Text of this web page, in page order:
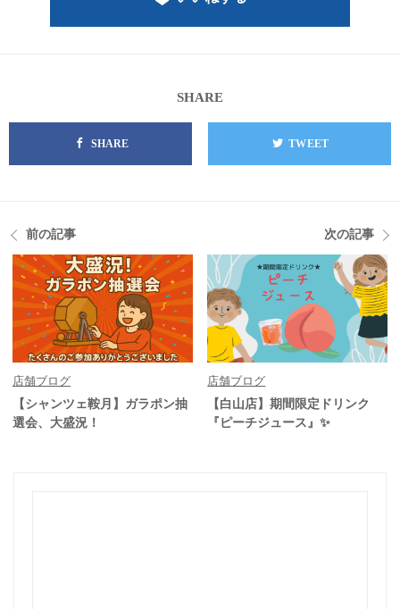
SHARE
SHARE TWEET
前の記事
店舗ブログ
【シャンツェ鞍月】ガラポン抽
選会、大盛況！
次の記事
店舗ブログ
【白山店】期間限定ドリンク
『ピーチジュース』✨